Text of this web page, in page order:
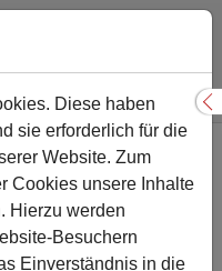
Diese haben
sie erforderlich für die
Website. Zum
Cookies unsere Inhalte
Hierzu werden
Besuchern
Einverständnis in die